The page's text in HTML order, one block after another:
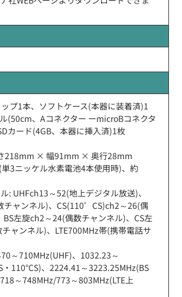
プ1本、ソフトケース(本器に装着済)1
(50cm、Aコネクター ーmicroBコネクタ
カード(4GB、本器に挿入済)1枚
218mm × 幅91mm × 奥行28mm
単3ニッケル水素電池4本使用時)、約
: UHFch13～52(地上デジタル放送)、
チャンネル)、CS(110゜CS)ch2～26(偶
左旋ch2～24(偶数チャンネル)、CS左
ャンネル)、LTE700MHz帯(携帯電話サ
～710MHz(UHF)、1032.23～
110°CS)、2224.41～3223.25MHz(BS
～748MHz/773～803MHz(LTE上